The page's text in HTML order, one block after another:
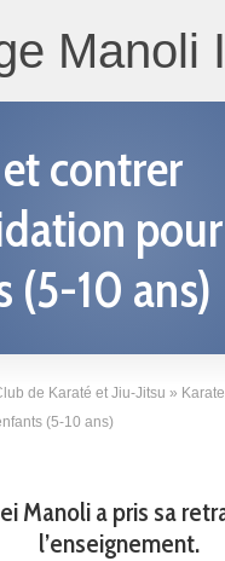
Manoli
contrer
pour
(5-10 ans)
de Karaté et Jiu-Jitsu »
(5-10 ans)
Manoli a pris sa
l’enseignement.